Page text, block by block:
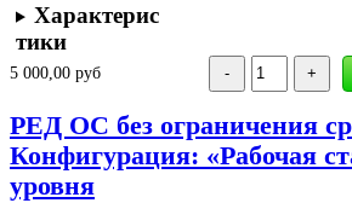
Характерис
тики
5 000,00 руб
РЕД ОС без ограничения
Конфигурация: «Рабочая
уровня